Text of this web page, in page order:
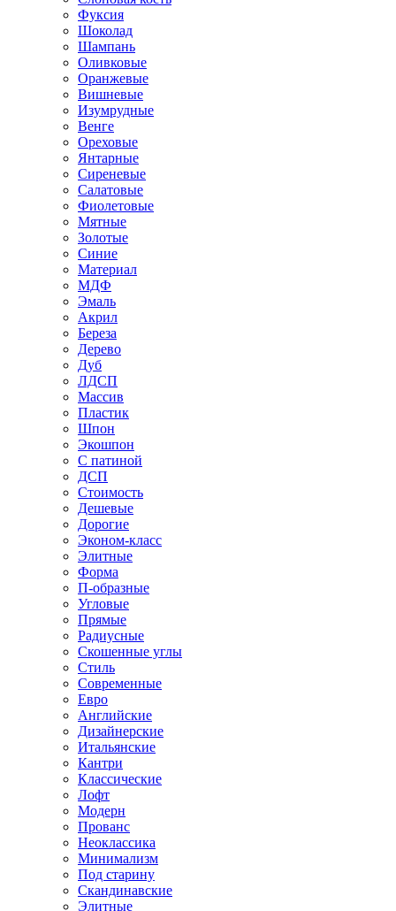
Фуксия
Шоколад
Шампань
Оливковые
Оранжевые
Вишневые
Изумрудные
Венге
Ореховые
Янтарные
Сиреневые
Салатовые
Фиолетовые
Мятные
Золотые
Синие
Материал
МДФ
Эмаль
Акрил
Береза
Дерево
Дуб
ЛДСП
Массив
Пластик
Шпон
Экошпон
С патиной
ДСП
Стоимость
Дешевые
Дорогие
Эконом-класс
Элитные
Форма
П-образные
Угловые
Прямые
Радиусные
Скошенные углы
Стиль
Современные
Евро
Английские
Дизайнерские
Итальянские
Кантри
Классические
Лофт
Модерн
Прованс
Неоклассика
Минимализм
Под старину
Скандинавские
Элитные